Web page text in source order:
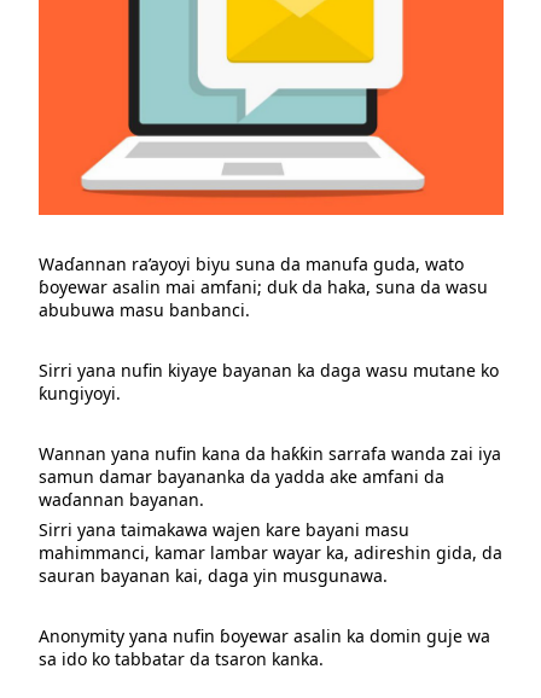
Waɗannan ra’ayoyi biyu suna da manufa guda, wato
ɓoyewar asalin mai amfani; duk da haka, suna da wasu
abubuwa masu banbanci.
Sirri yana nufin kiyaye bayanan ka daga wasu mutane ko
ƙungiyoyi.
Wannan yana nufin kana da haƙƙin sarrafa wanda zai iya
samun damar bayananka da yadda ake amfani da
waɗannan bayanan.
Sirri yana taimakawa wajen kare bayani masu
mahimmanci, kamar lambar wayar ka, adireshin gida, da
sauran bayanan kai, daga yin musgunawa.
Anonymity yana nufin ɓoyewar asalin ka domin guje wa
sa ido ko tabbatar da tsaron kanka.